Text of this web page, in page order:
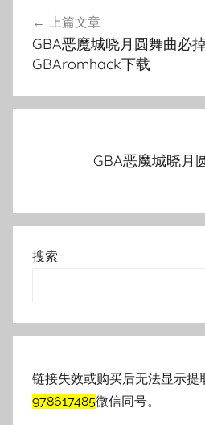
导
航
上篇文章
GBA恶魔城晓月圆舞曲必
GBAromhack下载
GBA恶魔城晓月
搜索
链接失效或购买后无法显示提
978617485微信同号。